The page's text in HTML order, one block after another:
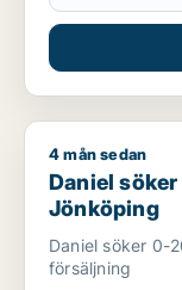
Daniel söker
4 mån sedan
Daniel
Jönköping
Daniel söker 0-
försäljning